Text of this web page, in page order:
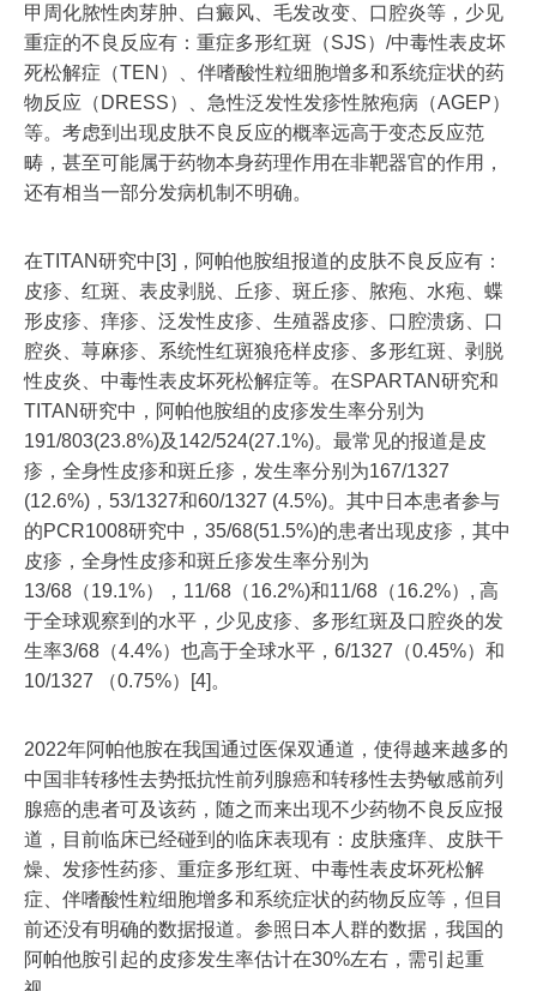
甲周化脓性肉芽肿、白癜风、毛发改变、口腔炎等，少见
重症的不良反应有：重症多形红斑（SJS）/中毒性表皮坏
死松解症（TEN）、伴嗜酸性粒细胞增多和系统症状的药
物反应（DRESS）、急性泛发性发疹性脓疱病（AGEP）
等。考虑到出现皮肤不良反应的概率远高于变态反应范
畴，甚至可能属于药物本身药理作用在非靶器官的作用，
还有相当一部分发病机制不明确。
在TITAN研究中[3]，阿帕他胺组报道的皮肤不良反应有：
皮疹、红斑、表皮剥脱、丘疹、斑丘疹、脓疱、水疱、蝶
形皮疹、痒疹、泛发性皮疹、生殖器皮疹、口腔溃疡、口
腔炎、荨麻疹、系统性红斑狼疮样皮疹、多形红斑、剥脱
性皮炎、中毒性表皮坏死松解症等。在SPARTAN研究和
TITAN研究中，阿帕他胺组的皮疹发生率分别为
191/803(23.8%)及142/524(27.1%)。最常见的报道是皮
疹，全身性皮疹和斑丘疹，发生率分别为167/1327
(12.6%)，53/1327和60/1327 (4.5%)。其中日本患者参与
的PCR1008研究中，35/68(51.5%)的患者出现皮疹，其中
皮疹，全身性皮疹和斑丘疹发生率分别为
13/68（19.1%），11/68（16.2%)和11/68（16.2%）, 高
于全球观察到的水平，少见皮疹、多形红斑及口腔炎的发
生率3/68（4.4%）也高于全球水平，6/1327（0.45%）和
10/1327 （0.75%）[4]。
2022年阿帕他胺在我国通过医保双通道，使得越来越多的
中国非转移性去势抵抗性前列腺癌和转移性去势敏感前列
腺癌的患者可及该药，随之而来出现不少药物不良反应报
道，目前临床已经碰到的临床表现有：皮肤瘙痒、皮肤干
燥、发疹性药疹、重症多形红斑、中毒性表皮坏死松解
症、伴嗜酸性粒细胞增多和系统症状的药物反应等，但目
前还没有明确的数据报道。参照日本人群的数据，我国的
阿帕他胺引起的皮疹发生率估计在30%左右，需引起重